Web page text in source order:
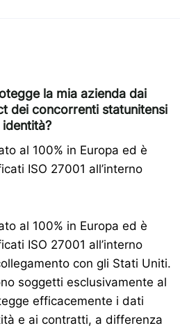
la mia azienda dai
dei concorrenti statunitensi
al 100% in Europa ed è
ISO 27001 all’interno
al 100% in Europa ed è
ISO 27001 all’interno
con gli Stati Uniti.
soggetti esclusivamente al
efficacemente i dati
e ai contratti, a differenza